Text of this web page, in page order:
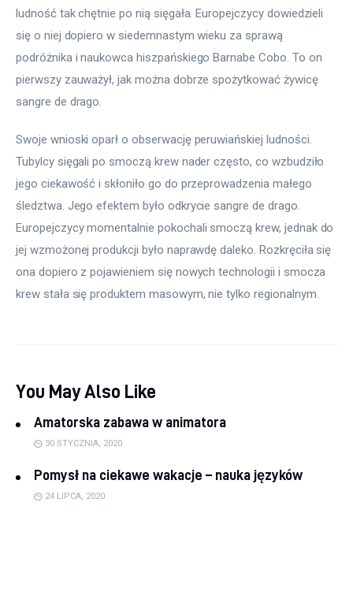
ludność tak chętnie po nią sięgała. Europejczycy dowiedzieli
się o niej dopiero w siedemnastym wieku za sprawą
podróżnika i naukowca hiszpańskiego Barnabe Cobo. To on
pierwszy zauważył, jak można dobrze spożytkować żywicę
sangre de drago.
Swoje wnioski oparł o obserwację peruwiańskiej ludności.
Tubylcy sięgali po smoczą krew nader często, co wzbudziło
jego ciekawość i skłoniło go do przeprowadzenia małego
śledztwa. Jego efektem było odkrycie sangre de drago.
Europejczycy momentalnie pokochali smoczą krew, jednak do
jej wzmożonej produkcji było naprawdę daleko. Rozkręciła się
ona dopiero z pojawieniem się nowych technologii i smocza
krew stała się produktem masowym, nie tylko regionalnym.
You May Also Like
Amatorska zabawa w animatora
30 STYCZNIA, 2020
Pomysł na ciekawe wakacje – nauka języków
24 LIPCA, 2020